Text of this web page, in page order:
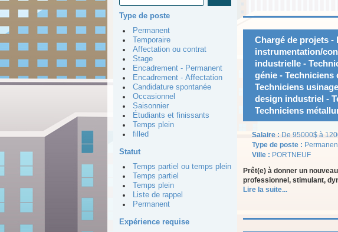
Type de poste
Permanent
Temporaire
Affectation ou contrat
Stage
Encadrement - Permanent
Encadrement - Affectation
Candidature spontanée
Occasionnel
Saisonnier
Étudiants et finissants
Temps plein
filled
Statut
Temps partiel ou temps plein
Temps partiel
Temps plein
Liste de rappel
Permanent
Expérience requise
Chargé de projets -
instrumentation/
industrielle -
génie -
Techniciens
design industriel -
Techniciens
Salaire : De 95000$ à
Type de poste :
Ville : PORTNEUF
Prêt(e) à donner un
professionnel, stimulant,
Lire la suite...